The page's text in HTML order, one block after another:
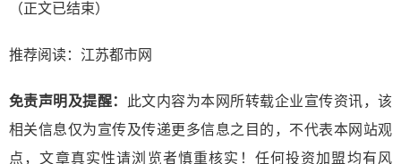
（正文已结束）
推荐阅读： 江苏都市网
免责声明及提醒：
此文内容为本网所转载企业宣传资讯，该
相关信息仅为宣传及传递更多信息之目的，不代表本网站观
点，文章真实性请浏览者慎重核实！任何投资加盟均有风